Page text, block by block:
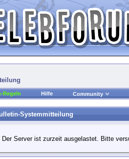
Regeln Hilfe Community
Systemmitteilung
Der Server ist zurzeit ausgelastet. Bitte